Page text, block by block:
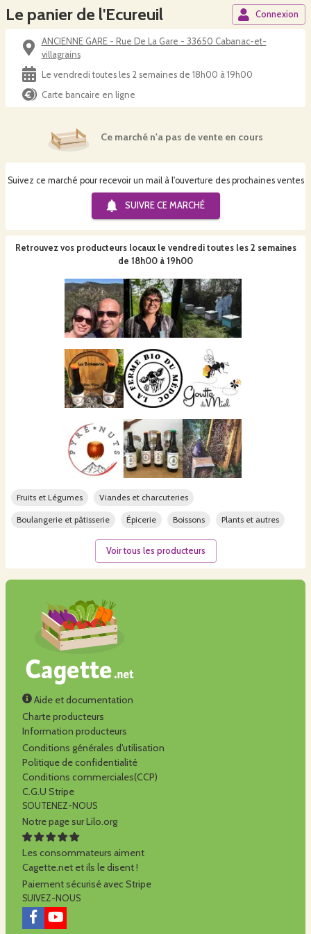
Le panier de l'Ecureuil Connexion
ANCIENNE GARE - Rue De La Gare - 33650 Cabanac-et-
villagrains
Le vendredi toutes les 2 semaines de 18h00 à 19h00
Carte bancaire en ligne
Ce marché n'a pas de vente en cours
Suivez ce marché pour recevoir un mail à l'ouverture des prochaines ventes
SUIVRE CE MARCHÉ
Retrouvez vos producteurs locaux le vendredi toutes les 2 semaines
de 18h00 à 19h00
Fruits et Légumes Viandes et charcuteries
Boulangerie et pâtisserie Épicerie Boissons Plants et autres
Voir tous les producteurs
Aide et documentation
Charte producteurs
Information producteurs
Conditions générales d'utilisation
Politique de confidentialité
Conditions commerciales(CCP)
C.G.U Stripe
SOUTENEZ-NOUS
Notre page sur Lilo.org
Les consommateurs aiment
Cagette.net et ils le disent !
Paiement sécurisé avec Stripe
SUIVEZ-NOUS